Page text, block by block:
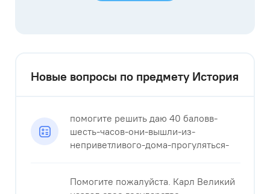
Новые вопросы по предмету История
помогите решить даю 40 баловв-
шесть-часов-они-вышли-из-
неприветливого-дома-прогуляться-
Помогите пожалуйста. Карл Великий